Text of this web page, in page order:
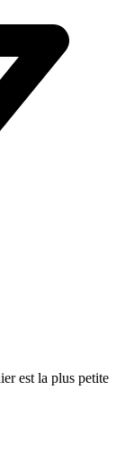
est la plus petite